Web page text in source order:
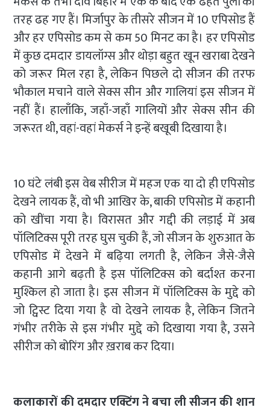
तरह ढह गए हैं। मिर्जापुर के तीसरे सीजन में 10 एपिसोड हैं
और हर एपिसोड कम से कम 50 मिनट का है। हर एपिसोड
में कुछ दमदार डायलॉग्स और थोड़ा बहुत खून खराबा देखने
को जरूर मिल रहा है, लेकिन पिछले दो सीजन की तरफ
भौकाल मचाने वाले सेक्स सीन और गालियां इस सीजन में
नहीं हैं। हालाँकि, जहाँ-जहाँ गालियों और सेक्स सीन की
जरूरत थी, वहां-वहां मेकर्स ने इन्हें बखूबी दिखाया है।
10 घंटे लंबी इस वेब सीरीज में महज एक या दो ही एपिसोड
देखने लायक हैं, वो भी आखिर के, बाकी एपिसोड में कहानी
को खींचा गया है। विरासत और गद्दी की लड़ाई में अब
पॉलिटिक्स पूरी तरह घुस चुकी हैं, जो सीजन के शुरुआत के
एपिसोड में देखने में बढ़िया लगती है, लेकिन जैसे-जैसे
कहानी आगे बढ़ती है इस पॉलिटिक्स को बर्दाश्त करना
मुश्किल हो जाता है। इस सीजन में पॉलिटिक्स के मुद्दे को
जो ट्विस्ट दिया गया है वो देखने लायक है, लेकिन जितने
गंभीर तरीके से इस गंभीर मुद्दे को दिखाया गया है, उसने
सीरीज को बोरिंग और ख़राब कर दिया।
कलाकारों की दमदार एक्टिंग ने बचा ली सीजन की शान